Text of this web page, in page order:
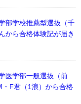
部学校推薦型選抜（千
から合格体験記が届き
医学部一般選抜（前
F君（1浪）から合格